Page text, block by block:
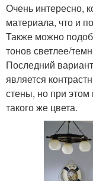
Очень интересно,
материала, что и
Также можно
тонов светлее/
Последний
является
стены, но при этом
такого же цвета.